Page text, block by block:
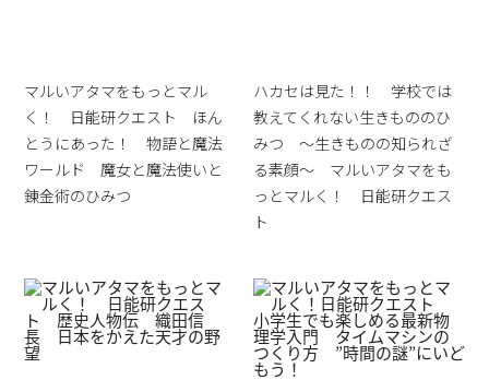
マルいアタマをもっとマル
く！ 日能研クエスト ほん
とうにあった！ 物語と魔法
ワールド 魔女と魔法使いと
錬金術のひみつ
ハカセは見た！！ 学校では
教えてくれない生きもののひ
みつ ～生きものの知られざ
る素顔～ マルいアタマをも
っとマルく！ 日能研クエス
ト